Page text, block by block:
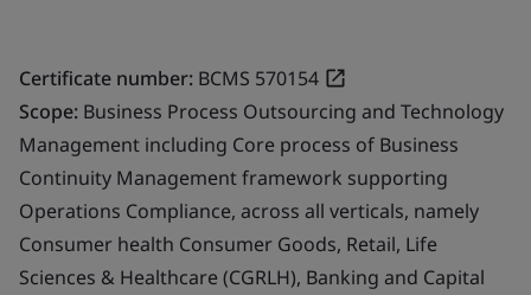
Certificate number: BCMS 570154
Scope: Business Process Outsourcing and Technology
Management including Core process of Business
Continuity Management framework supporting
Operations Compliance, across all verticals, namely
Consumer health Consumer Goods, Retail, Life
Sciences & Healthcare (CGRLH), Banking and Capital